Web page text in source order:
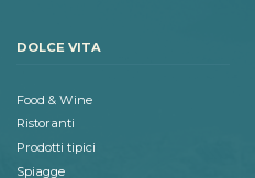
DOLCE VITA
Food & Wine
Ristoranti
Prodotti tipici
Spiagge